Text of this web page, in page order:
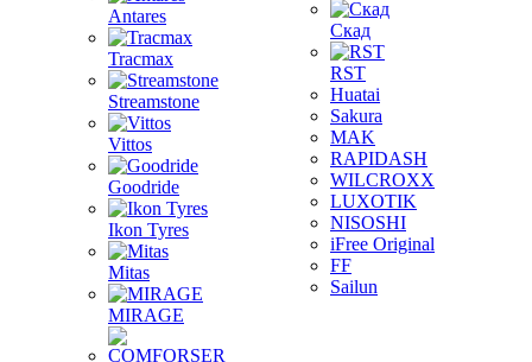
Antares
Tracmax
Streamstone
Vittos
Goodride
Ikon Tyres
Mitas
MIRAGE
Скад
RST
Huatai
Sakura
MAK
RAPIDASH
WILCROXX
LUXOTIK
NISOSHI
iFree Original
FF
Sailun